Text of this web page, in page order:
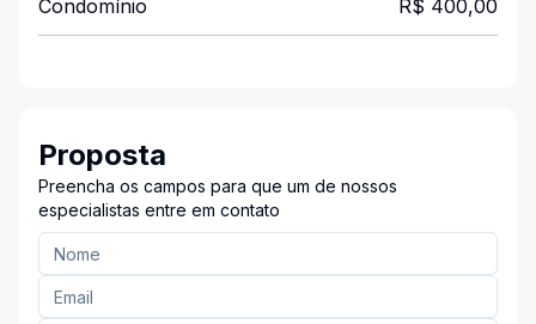
Condomínio R$ 400,00
Proposta
Preencha os campos para que um de nossos
especialistas entre em contato